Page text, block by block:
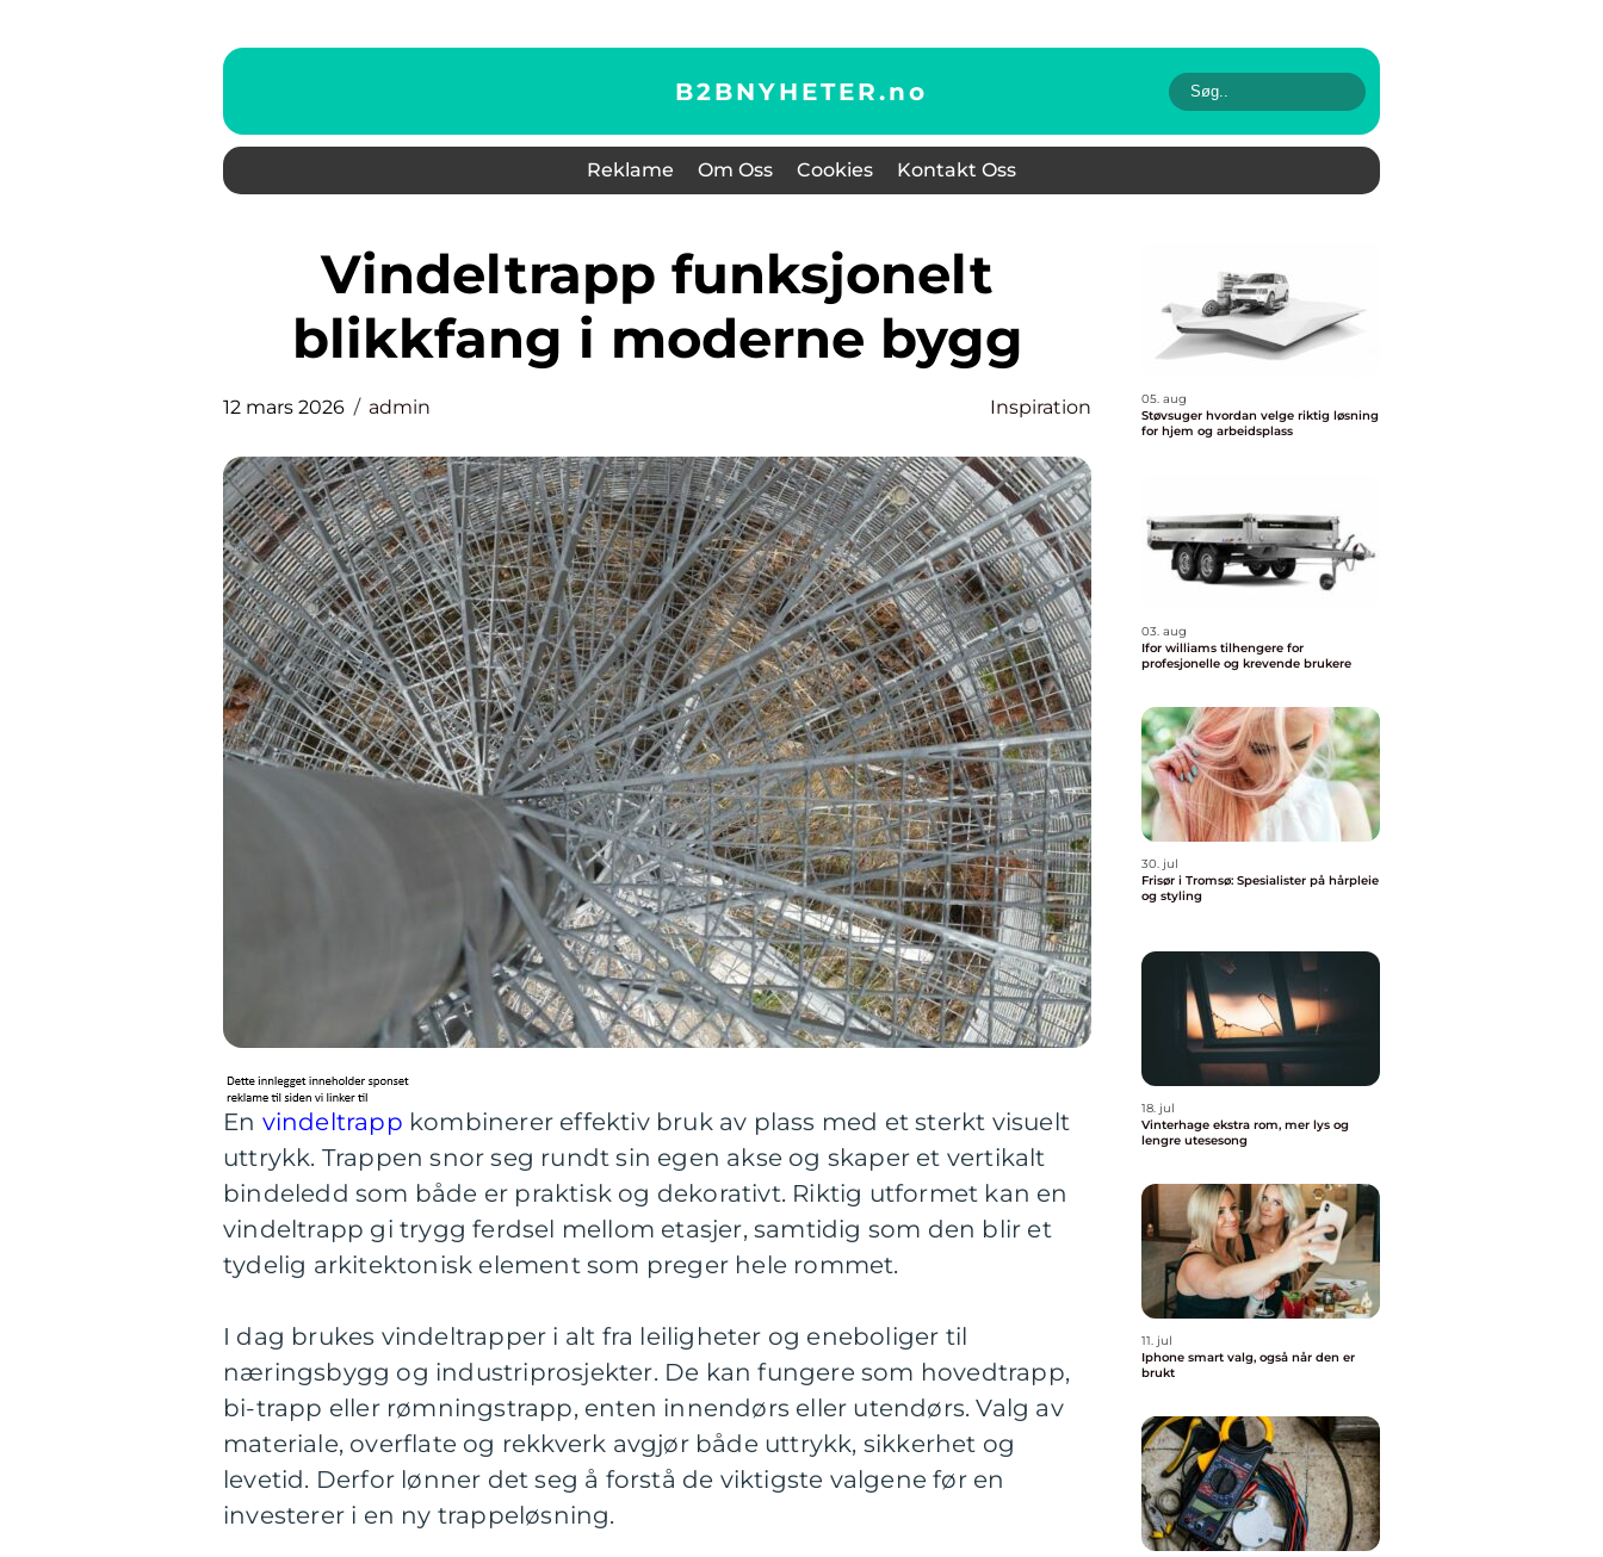
B2BNYHETER.no
Reklame Om Oss Cookies Kontakt Oss
Vindeltrapp funksjonelt
blikkfang i moderne bygg
12 mars 2026 admin Inspiration
En vindeltrapp kombinerer effektiv bruk av plass med et sterkt visuelt
uttrykk. Trappen snor seg rundt sin egen akse og skaper et vertikalt
bindeledd som både er praktisk og dekorativt. Riktig utformet kan en
vindeltrapp gi trygg ferdsel mellom etasjer, samtidig som den blir et
tydelig arkitektonisk element som preger hele rommet.
I dag brukes vindeltrapper i alt fra leiligheter og eneboliger til
næringsbygg og industriprosjekter. De kan fungere som hovedtrapp,
bi-trapp eller rømningstrapp, enten innendørs eller utendørs. Valg av
materiale, overflate og rekkverk avgjør både uttrykk, sikkerhet og
levetid. Derfor lønner det seg å forstå de viktigste valgene før en
investerer i en ny trappeløsning.
05. aug
Støvsuger hvordan velge riktig løsning
for hjem og arbeidsplass
03. aug
Ifor williams tilhengere for
profesjonelle og krevende brukere
30. jul
Frisør i Tromsø: Spesialister på hårpleie
og styling
18. jul
Vinterhage ekstra rom, mer lys og
lengre utesesong
11. jul
Iphone smart valg, også når den er
brukt